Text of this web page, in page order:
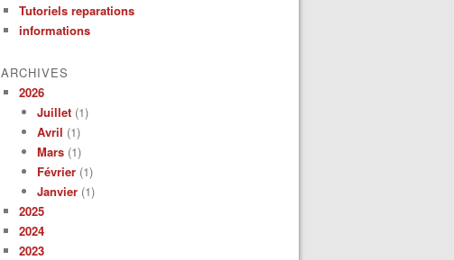
Tutoriels reparations
informations
ARCHIVES
2026
Juillet (1)
Avril (1)
Mars (1)
Février (1)
Janvier (1)
2025
2024
2023